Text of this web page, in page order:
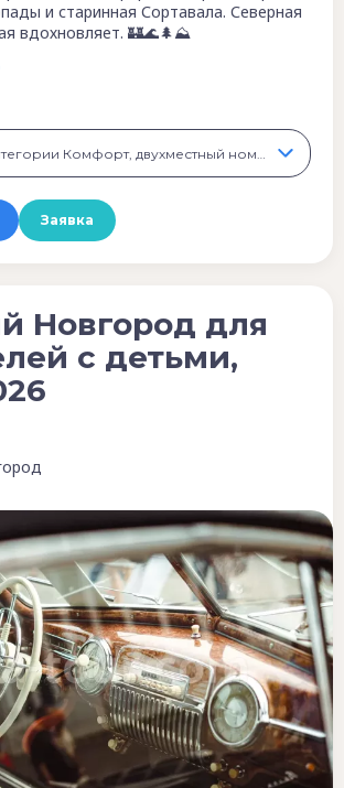
и старинная Сортавала. Северная
вдохновляет. 🏰🌊🌲⛰️
3 дня Отель категории Комфорт, двухместный номер, 29 900 ₽
Заявка
Новгород для
с детьми,